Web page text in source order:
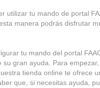
utilizar tu mando de portal
manera podrás disfrutar
tu mando del portal
gran ayuda. Para
tienda online te ofrece
que, si necesitas ayuda,